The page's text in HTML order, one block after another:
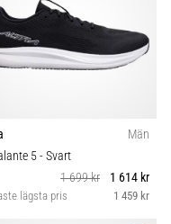
Män
5- Svart
1 699 kr
1 614 kr
lägsta pris 1 459 kr